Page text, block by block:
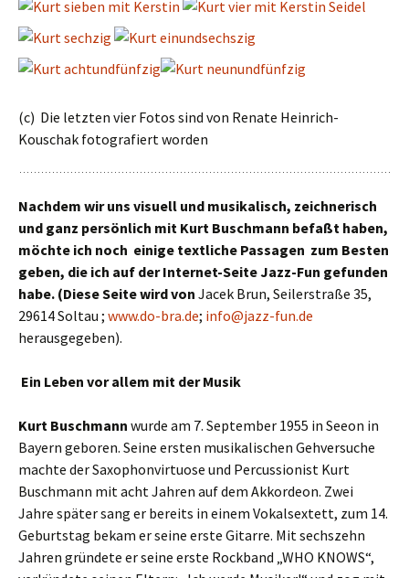
(c) Die letzten vier Fotos sind von Renate Heinrich-
Kouschak fotografiert worden
Nachdem wir uns visuell und musikalisch, zeichnerisch
und ganz persönlich mit Kurt Buschmann befaßt haben,
möchte ich noch einige textliche Passagen zum Besten
geben, die ich auf der Internet-Seite Jazz-Fun gefunden
habe. (Diese Seite wird von Jacek Brun, Seilerstraße 35,
29614 Soltau ; www.do-bra.de; info@jazz-fun.de
herausgegeben).
Ein Leben vor allem mit der Musik
Kurt Buschmann wurde am 7. September 1955 in Seeon in
Bayern geboren. Seine ersten musikalischen Gehversuche
machte der Saxophonvirtuose und Percussionist Kurt
Buschmann mit acht Jahren auf dem Akkordeon. Zwei
Jahre später sang er bereits in einem Vokalsextett, zum 14.
Geburtstag bekam er seine erste Gitarre. Mit sechszehn
Jahren gründete er seine erste Rockband „WHO KNOWS“,